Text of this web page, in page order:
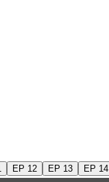
EP 12 EP 13 EP 14